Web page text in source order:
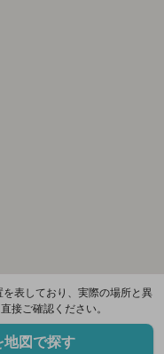
表しており、実際の場所と異
接ご確認ください。
地図で探す